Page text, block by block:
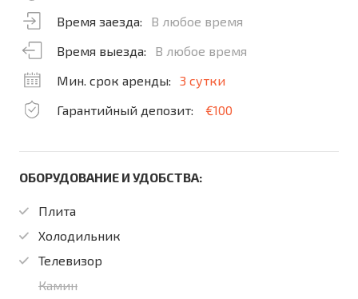
Время заезда:
В любое время
Время выезда:
В любое время
Мин. срок аренды:
3 сутки
Гарантийный депозит:
€100
ОБОРУДОВАНИЕ И УДОБСТВА:
Плита
Холодильник
Телевизор
Камин